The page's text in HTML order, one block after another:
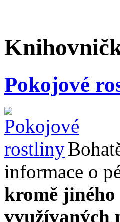
Pokojové
informace o
kromě jiného
využívaných